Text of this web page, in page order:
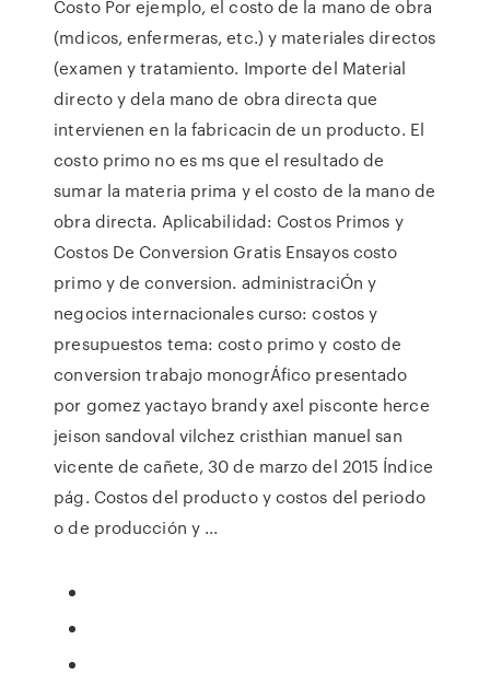
Costo Por ejemplo, el costo de la mano de obra
(mdicos, enfermeras, etc.) y materiales directos
(examen y tratamiento. Importe del Material
directo y dela mano de obra directa que
intervienen en la fabricacin de un producto. El
costo primo no es ms que el resultado de
sumar la materia prima y el costo de la mano de
obra directa. Aplicabilidad: Costos Primos y
Costos De Conversion Gratis Ensayos costo
primo y de conversion. administraciÓn y
negocios internacionales curso: costos y
presupuestos tema: costo primo y costo de
conversion trabajo monogrÁfico presentado
por gomez yactayo brandy axel pisconte herce
jeison sandoval vilchez cristhian manuel san
vicente de cañete, 30 de marzo del 2015 Índice
pág. Costos del producto y costos del periodo
o de producción y ...